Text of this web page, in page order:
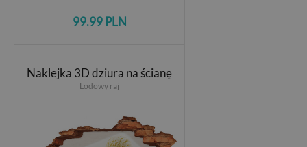
99.99 PLN
Naklejka 3D dziura na ścianę
Lodowy raj